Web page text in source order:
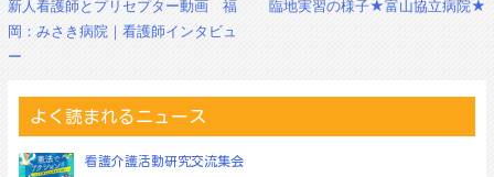
投
稿
ョ
ン
新人看護師とプリセプター動画 福
岡：みさき病院｜看護師インタビュ
ー
臨地実習の様子★富山協立病院★
よく読まれるニュース
看護介護活動研究交流集会